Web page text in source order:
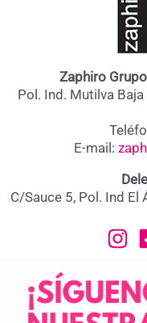
Zaphiro
Pol. Ind. Mutilva
E-mail:
C/Sauce 5, Pol. Ind